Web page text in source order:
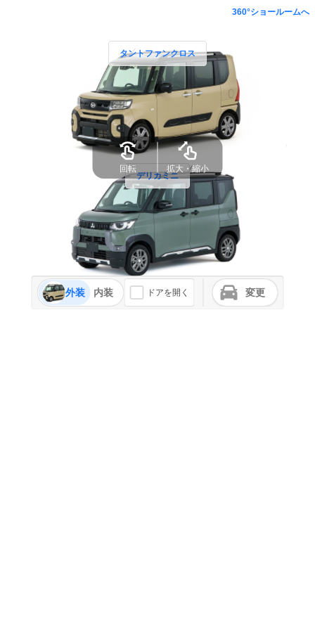
360°ショールームへ
タントファンクロス
デリカミニ
外装 内装 ドアを開く 変更
回転 拡大・縮小